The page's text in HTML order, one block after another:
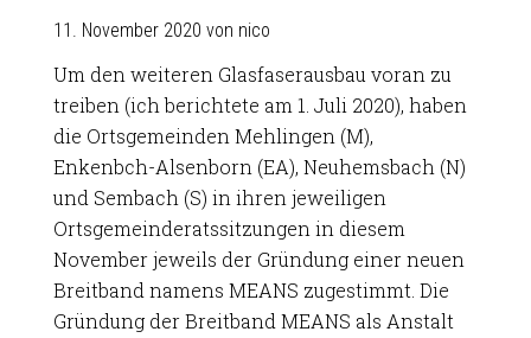
11. November 2020 von nico
Um den weiteren Glasfaserausbau voran zu
treiben (ich berichtete am 1. Juli 2020), haben
die Ortsgemeinden Mehlingen (M),
Enkenbch-Alsenborn (EA), Neuhemsbach (N)
und Sembach (S) in ihren jeweiligen
Ortsgemeinderatssitzungen in diesem
November jeweils der Gründung einer neuen
Breitband namens MEANS zugestimmt. Die
Gründung der Breitband MEANS als Anstalt